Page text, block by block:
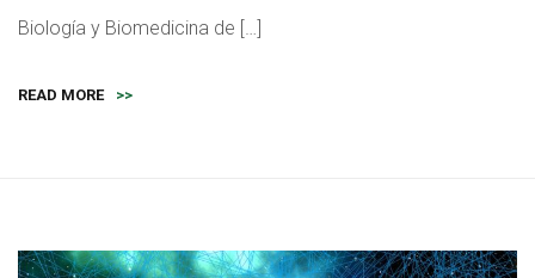
Biología y Biomedicina de […]
READ MORE >>